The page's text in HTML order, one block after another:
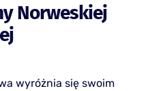
Norweskiej
wyróżnia się swoim